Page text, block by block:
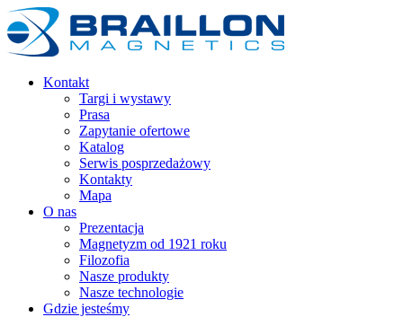
Kontakt
Targi i wystawy
Prasa
Zapytanie ofertowe
Katalog
Serwis posprzedażowy
Kontakty
Mapa
O nas
Prezentacja
Magnetyzm od 1921 roku
Filozofia
Nasze produkty
Nasze technologie
Gdzie jesteśmy